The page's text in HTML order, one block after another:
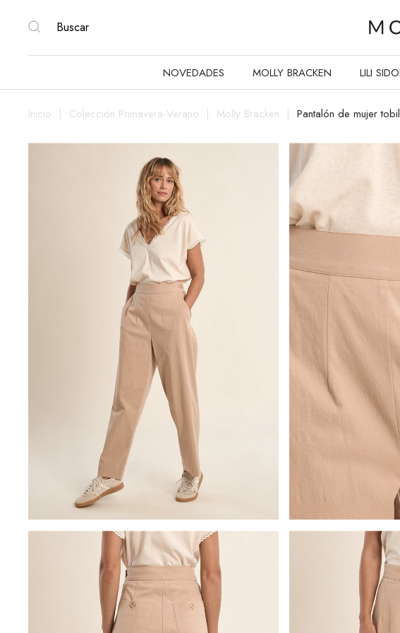
NOVEDADES MOLLY BRACKEN LILI
Inicio Colección Primavera-Verano Molly Bracken Pantalón de mujer